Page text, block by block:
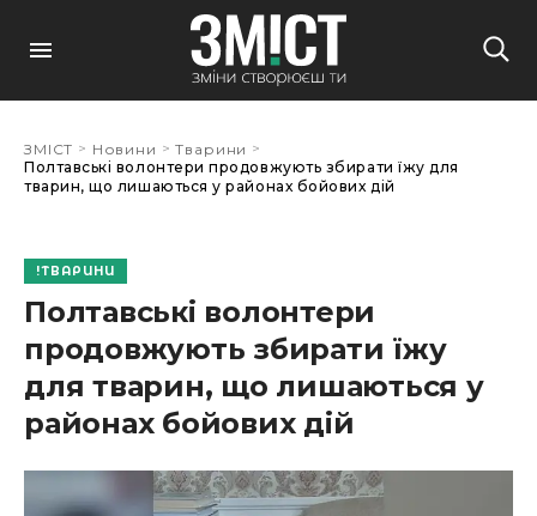
ЗМІСТ > Новини > Тварини >
Полтавські волонтери продовжують збирати їжу для
тварин, що лишаються у районах бойових дій
ТВАРИНИ
Полтавські волонтери
продовжують збирати їжу
для тварин, що лишаються у
районах бойових дій